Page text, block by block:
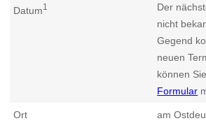
Datum1
Der
nicht
Gegend
neuen
können
Formular
Ort
am